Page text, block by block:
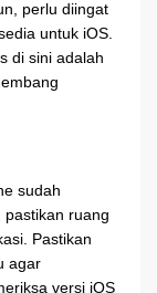
perlu diingat
untuk iOS.
di sini adalah
sudah
pastikan ruang
Pastikan
agar
versi iOS